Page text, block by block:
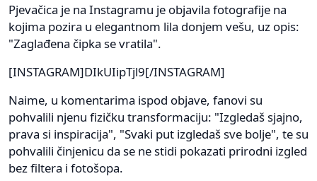
Pjevačica je na Instagramu je objavila fotografije na
kojima pozira u elegantnom lila donjem vešu, uz opis:
"Zaglađena čipka se vratila".
[INSTAGRAM]DIkUIipTjl9[/INSTAGRAM]
Naime, u komentarima ispod objave, fanovi su
pohvalili njenu fizičku transformaciju: "Izgledaš sjajno,
prava si inspiracija", "Svaki put izgledaš sve bolje", te su
pohvalili činjenicu da se ne stidi pokazati prirodni izgled
bez filtera i fotošopa.